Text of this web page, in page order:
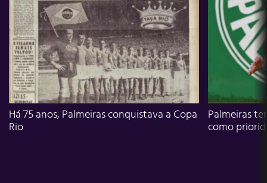
Há 75 anos, Palmeiras conquistava a Copa
Rio
Palmeiras
como